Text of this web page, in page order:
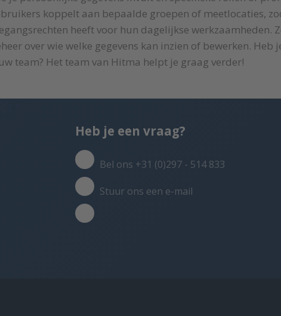
koppelt aan bepaalde groepen of meetlocaties,
heeft voor hun dagelijkse werkzaamheden.
over wie welke gegevens kan inzien of bewerken.
team? Het team van Hitma helpt je graag verder!
Heb je een vraag?
Bel ons +31 (0)297 - 514 833
Stuur ons een e-mail